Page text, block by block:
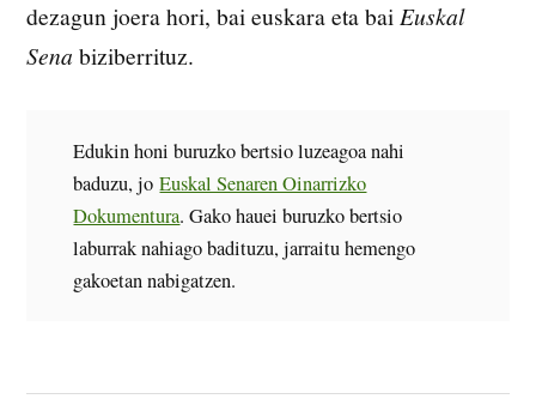
dezagun joera hori, bai euskara eta bai Euskal
Sena biziberrituz.
Edukin honi buruzko bertsio luzeagoa nahi
baduzu, joEuskal Senaren Oinarrizko
Dokumentura. Gako hauei buruzko bertsio
laburrak nahiago badituzu, jarraitu hemengo
gakoetan nabigatzen.